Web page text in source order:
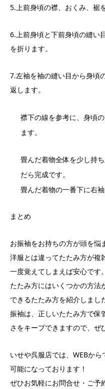
5.上前身頃の襟、おくみ、裾
6.上前身頃と下前身頃の縫い
を折ります。
7.左袖を袖の縫い目から身頃
返します。
襟下の線を参考に、身頃
ます。
畳んだ着物全体を少し持
だら完成です。
畳んだ着物の一番下に右
まとめ
お振袖をお持ちの方が頭を悩
洋服とは違ってたたみ方が複
一度覚えてしまえば安心です。
たたみ方にはいくつかの方法
できるたたみ方を紹介しまし
振袖は、正しいたたみ方で保
さをキープできますので、ぜ
いせや呉服店では、WEBか
可能になっております！
ぜひお気軽にお問合せ・ご予